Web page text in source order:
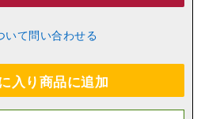
いて問い合わせる
入り商品に追加